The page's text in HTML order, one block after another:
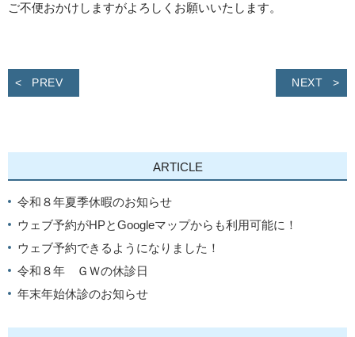
ご不便おかけしますがよろしくお願いいたします。
PREV NEXT
ARTICLE
令和８年夏季休暇のお知らせ
ウェブ予約がHPとGoogleマップからも利用可能に！
ウェブ予約できるようになりました！
令和８年 ＧＷの休診日
年末年始休診のお知らせ